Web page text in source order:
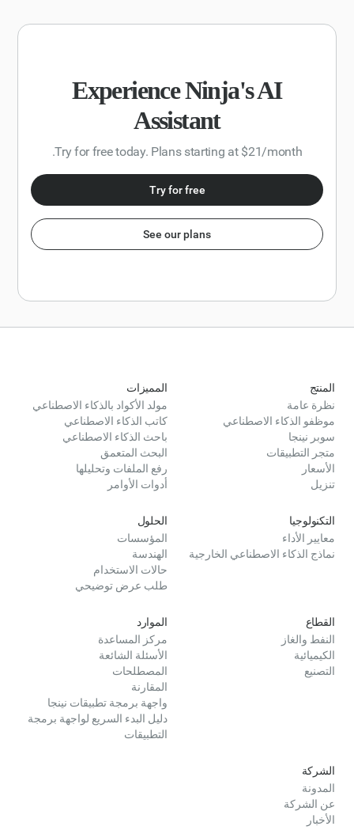
Experience Ninja's AI
Assistant
Try for free today. Plans starting at $21/month.
Try for free
See our plans
المنتج
نظرة عامة
موظفو الذكاء الاصطناعي
سوبر نينجا
متجر التطبيقات
الأسعار
تنزيل
المميزات
مولد الأكواد بالذكاء الاصطناعي
كاتب الذكاء الاصطناعي
باحث الذكاء الاصطناعي
البحث المتعمق
رفع الملفات وتحليلها
أدوات الأوامر
التكنولوجيا
معايير الأداء
نماذج الذكاء الاصطناعي الخارجية
الحلول
المؤسسات
الهندسة
حالات الاستخدام
طلب عرض توضيحي
القطاع
النفط والغاز
الكيميائية
التصنيع
الموارد
مركز المساعدة
الأسئلة الشائعة
المصطلحات
المقارنة
واجهة برمجة تطبيقات نينجا
دليل البدء السريع لواجهة برمجة
التطبيقات
الشركة
المدونة
عن الشركة
الأخبار